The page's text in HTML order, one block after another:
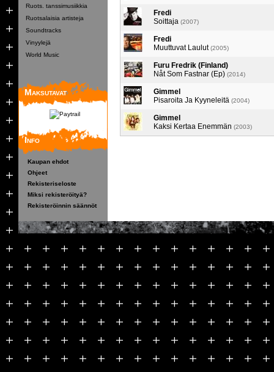
Ruots. tanssimusiikkia
Ruotsalaisia artisteja
Soundtracks
Vinyylejä
World Music
Maksutavat
Info
Kaupan ehdot
Ohjeet
Rekisteriseloste
Miksi rekisteröityä?
Rekisteröinnin säännöt
Fredi
Soittaja (2007)
Fredi
Muuttuvat Laulut(2005)
Furu Fredrik (Finland)
Nåt Som Fastnar (Ep) (2014)
Gimmel
Pisaroita Ja Kyyneleitä (2004)
Gimmel
Kaksi Kertaa Enemmän (2003)